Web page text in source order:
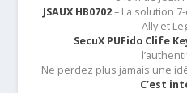
JSAUX HB0702– La solution
Ally et
SecuX PUFido Clife
Ne perdez plus jamais une
C’est